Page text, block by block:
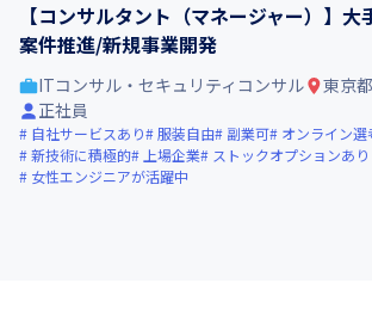
【コンサルタント（マネージャー）】大
案件推進/新規事業開発
ITコンサル・セキュリティコンサル 東京都
正社員
自社サービスあり 服装自由 副業可 オンライン選
新技術に積極的
上場企業
ストックオプションあり
女性エンジニアが活躍中